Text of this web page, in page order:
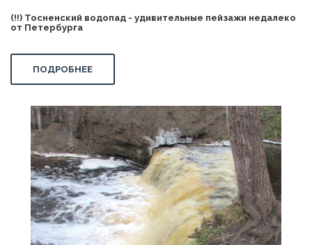
(!!) Тосненский водопад - удивительные пейзажи недалеко
от Петербурга
ПОДРОБНЕЕ